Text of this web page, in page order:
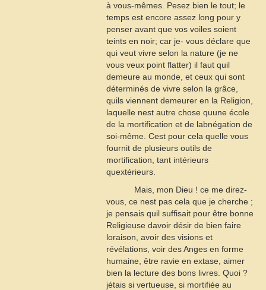
à vous-mêmes. Pesez bien le tout; le
temps est encore assez long pour y
penser avant que vos voiles soient
teints en noir; car je- vous déclare que
qui veut vivre selon la nature (je ne
vous veux point flatter) il faut quil
demeure au monde, et ceux qui sont
déterminés de vivre selon la grâce,
quils viennent demeurer en la Religion,
laquelle nest autre chose quune école
de la mortification et de labnégation de
soi-même. Cest pour cela quelle vous
fournit de plusieurs outils de
mortification, tant intérieurs
quextérieurs.
Mais, mon Dieu ! ce me direz-
vous, ce nest pas cela que je cherche ;
je pensais quil suffisait pour être bonne
Religieuse davoir désir de bien faire
loraison, avoir des visions et
révélations, voir des Anges en forme
humaine, être ravie en extase, aimer
bien la lecture des bons livres. Quoi ?
jétais si vertueuse, si mortifiée au